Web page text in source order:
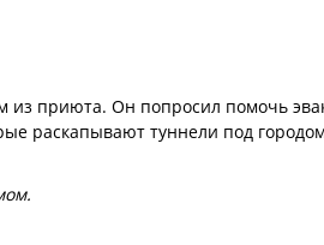
из приюта. Он попросил помочь
раскапывают туннели под